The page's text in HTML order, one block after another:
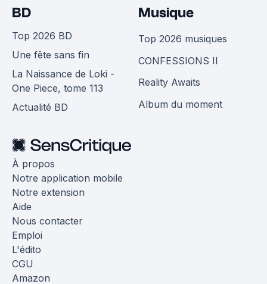
BD
Top 2026 BD
Une fête sans fin
La Naissance de Loki -
One Piece, tome 113
Actualité BD
Musique
Top 2026 musiques
CONFESSIONS II
Reality Awaits
Album du moment
À propos
Notre application mobile
Notre extension
Aide
Nous contacter
Emploi
L'édito
CGU
Amazon